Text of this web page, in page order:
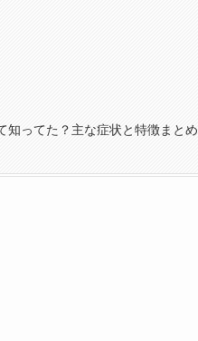
知ってた？主な症状と特徴まとめ